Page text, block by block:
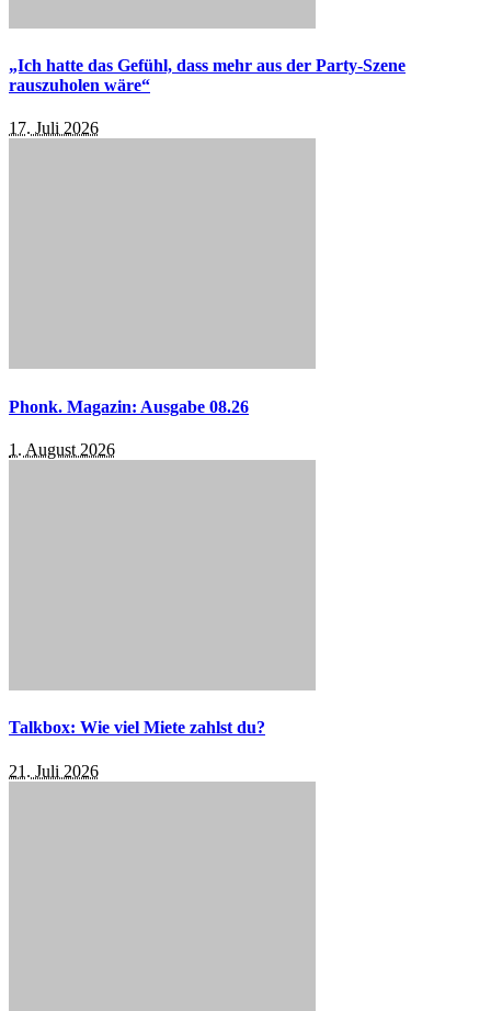
„Ich hatte das Gefühl, dass mehr aus der Party-Szene
rauszuholen wäre“
17. Juli 2026
Phonk. Magazin: Ausgabe 08.26
1. August 2026
Talkbox: Wie viel Miete zahlst du?
21. Juli 2026